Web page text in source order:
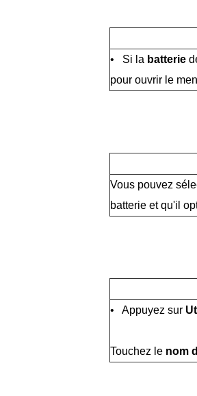
• Si la batterie
pour ouvrir le
Vous pouvez
batterie et qu'il
• Appuyez sur
Touchez le nom